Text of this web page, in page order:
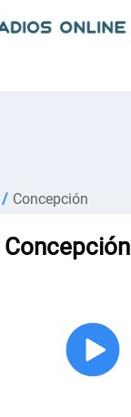
/ Concepción
Concepción